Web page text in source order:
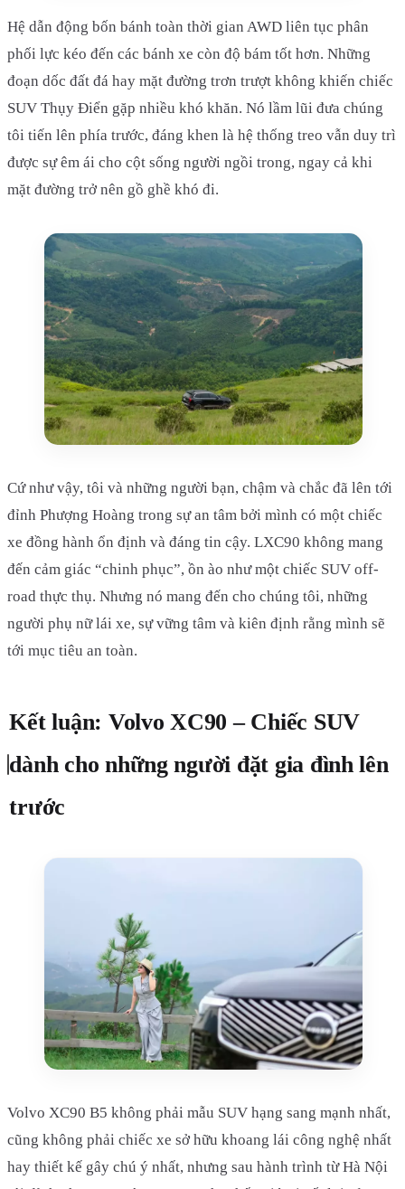
Hệ dẫn động bốn bánh toàn thời gian AWD liên tục phân
phối lực kéo đến các bánh xe còn độ bám tốt hơn. Những
đoạn dốc đất đá hay mặt đường trơn trượt không khiến chiếc
SUV Thụy Điển gặp nhiều khó khăn. Nó lầm lũi đưa chúng
tôi tiến lên phía trước, đáng khen là hệ thống treo vẫn duy trì
được sự êm ái cho cột sống người ngồi trong, ngay cả khi
mặt đường trở nên gồ ghề khó đi.
Cứ như vậy, tôi và những người bạn, chậm và chắc đã lên tới
đỉnh Phượng Hoàng trong sự an tâm bởi mình có một chiếc
xe đồng hành ổn định và đáng tin cậy. LXC90 không mang
đến cảm giác “chinh phục”, ồn ào như một chiếc SUV off-
road thực thụ. Nhưng nó mang đến cho chúng tôi, những
người phụ nữ lái xe, sự vững tâm và kiên định rằng mình sẽ
tới mục tiêu an toàn.
Kết luận: Volvo XC90 – Chiếc SUV
dành cho những người đặt gia đình lên
trước
Volvo XC90 B5 không phải mẫu SUV hạng sang mạnh nhất,
cũng không phải chiếc xe sở hữu khoang lái công nghệ nhất
hay thiết kế gây chú ý nhất, nhưng sau hành trình từ Hà Nội